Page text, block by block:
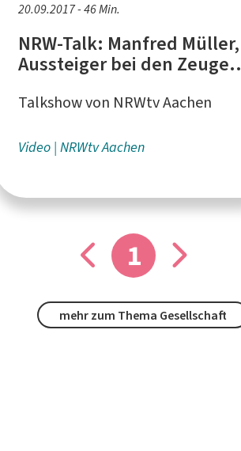
20.09.2017 - 46 Min.
NRW-Talk: Manfred Müller,
Aussteiger bei den Zeugen
Talkshow von NRWtv Aachen
Video NRWtv Aachen
1
mehr zum Thema Gesellschaft